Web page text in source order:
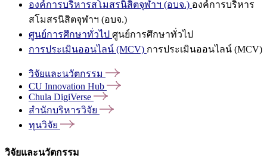
องค์การบริหารสโมสรนิสิตจุฬาฯ (อบจ.) องค์การบริหาร
สโมสรนิสิตจุฬาฯ (อบจ.)
ศูนย์การศึกษาทั่วไป ศูนย์การศึกษาทั่วไป
การประเมินออนไลน์ (MCV) การประเมินออนไลน์ (MCV)
วิจัยและนวัตกรรม
CU Innovation Hub
Chula DigiVerse
สำนักบริหารวิจัย
ทุนวิจัย
วิจัยและนวัตกรรม